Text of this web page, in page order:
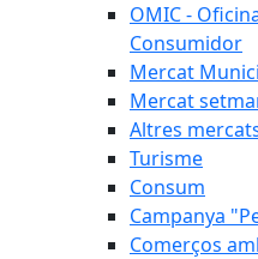
OMIC -
Consumidor
Mercat
Mercat
Altres
Turisme
Consum
Campanya
Comerços